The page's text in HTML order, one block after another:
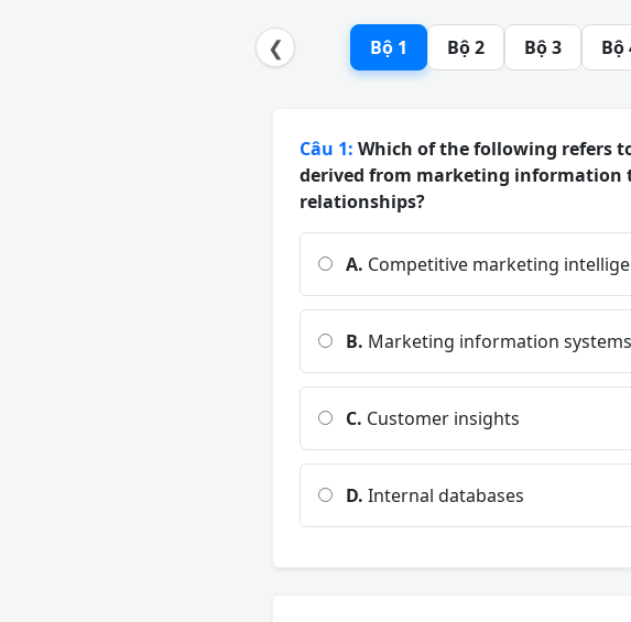
❮ Bộ 1 Bộ 2 Bộ 3 Bộ
Câu 1: Which of the following refers
derived from marketing information
relationships?
A. Competitive marketing
B. Marketing information systems
C. Customer insights
D. Internal databases